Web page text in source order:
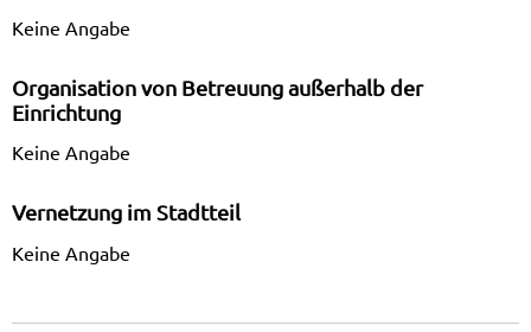
Keine Angabe
Organisation von Betreuung außerhalb der
Einrichtung
Keine Angabe
Vernetzung im Stadtteil
Keine Angabe